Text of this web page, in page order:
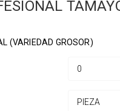
(VARIEDAD GROSOR)